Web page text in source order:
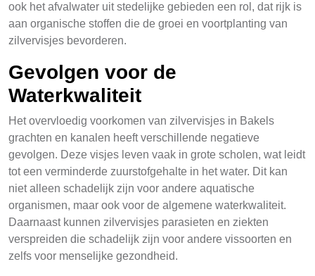
ook het afvalwater uit stedelijke gebieden een rol, dat rijk is
aan organische stoffen die de groei en voortplanting van
zilvervisjes bevorderen.
Gevolgen voor de
Waterkwaliteit
Het overvloedig voorkomen van zilvervisjes in Bakels
grachten en kanalen heeft verschillende negatieve
gevolgen. Deze visjes leven vaak in grote scholen, wat leidt
tot een verminderde zuurstofgehalte in het water. Dit kan
niet alleen schadelijk zijn voor andere aquatische
organismen, maar ook voor de algemene waterkwaliteit.
Daarnaast kunnen zilvervisjes parasieten en ziekten
verspreiden die schadelijk zijn voor andere vissoorten en
zelfs voor menselijke gezondheid.